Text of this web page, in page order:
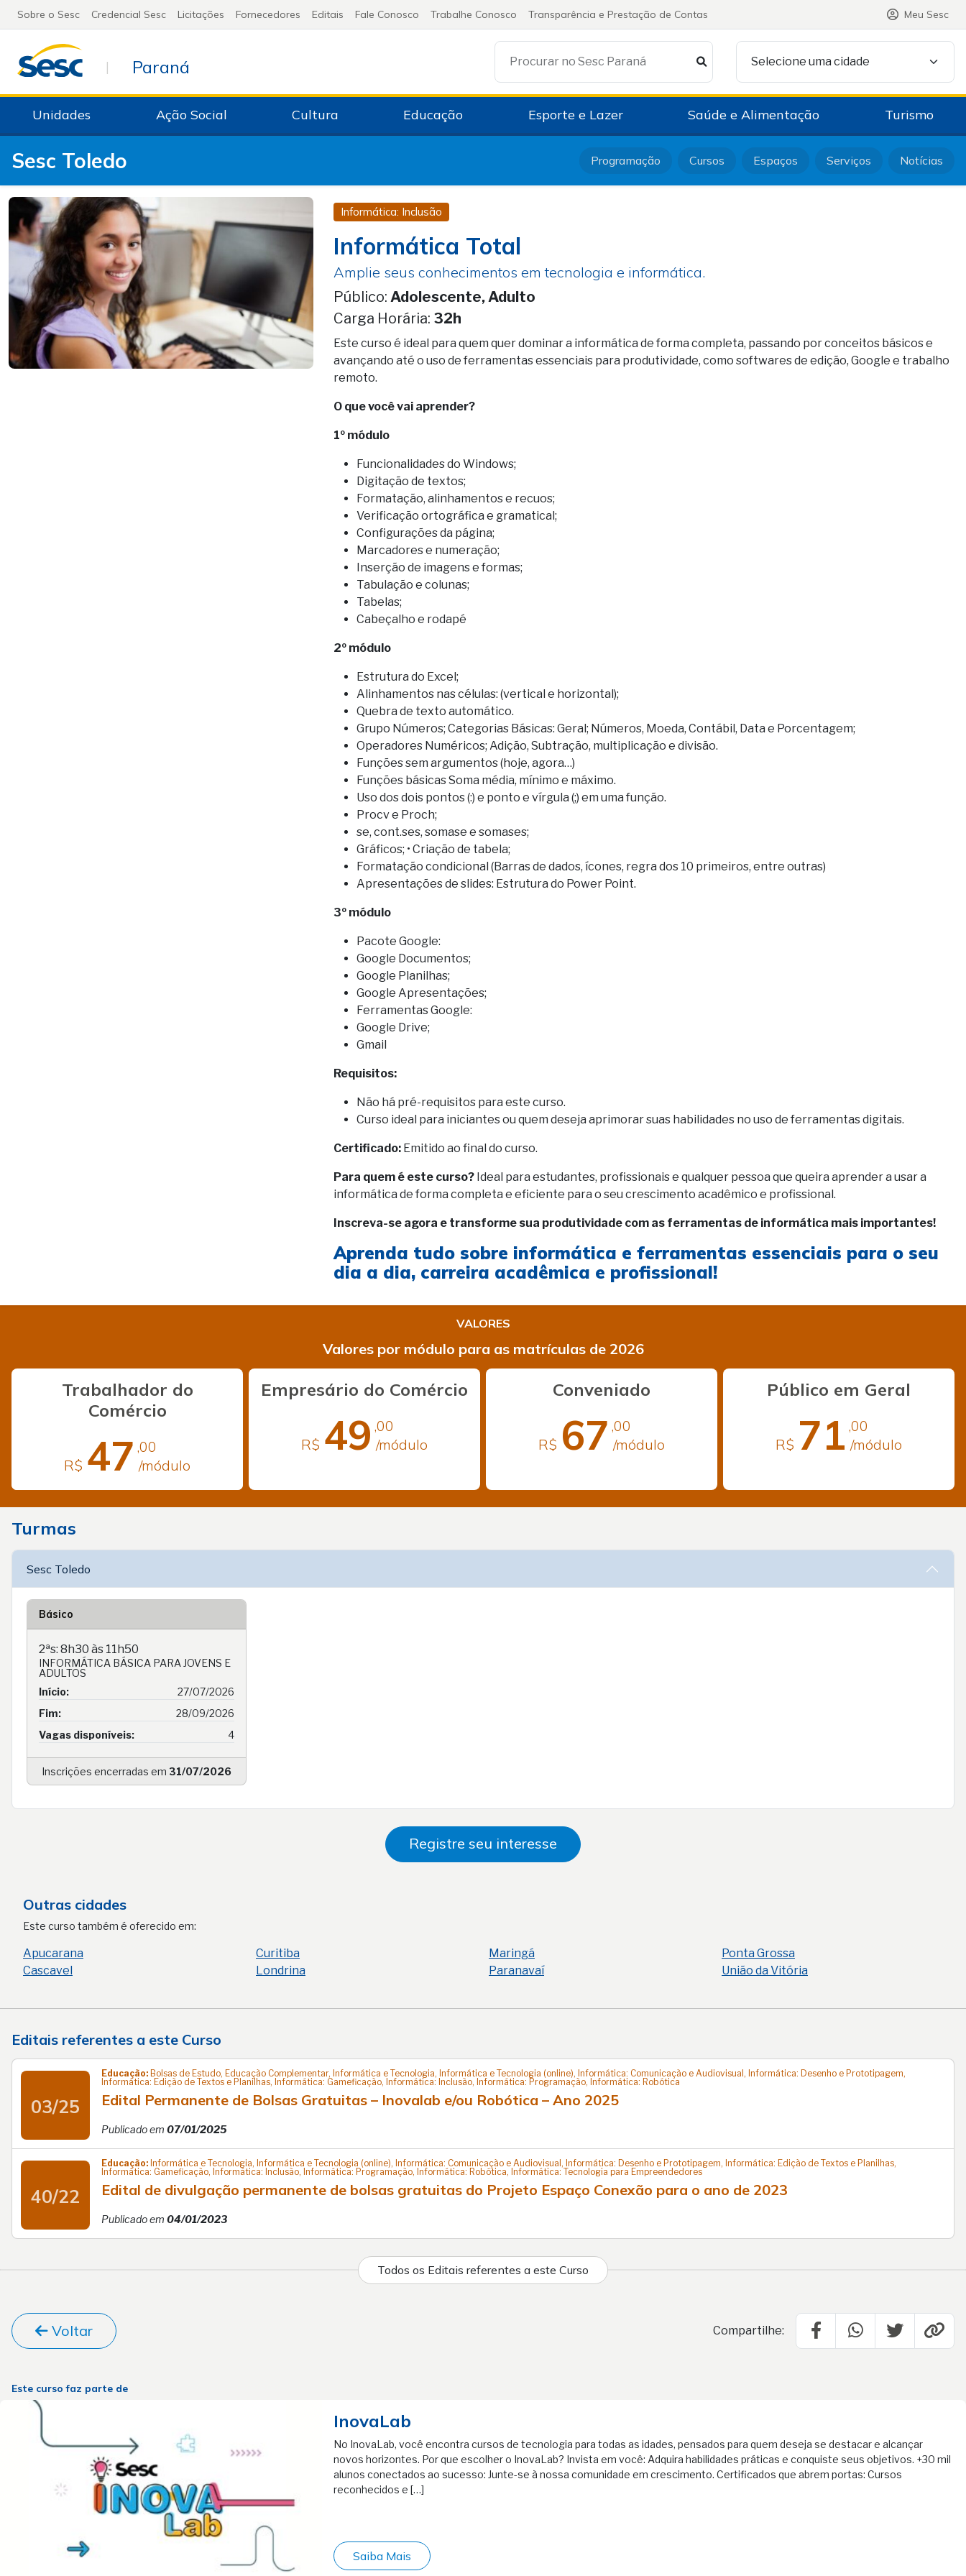
Sobre o Sesc Credencial Sesc Licitações Fornecedores Editais Fale Conosco Trabalhe Conosco Transparência e Prestação de Contas Meu Sesc
Paraná Procurar no Sesc Paraná Selecione uma cidade
Unidades Ação Social Cultura Educação Esporte e Lazer Saúde e Alimentação Turismo
Sesc Toledo Programação Cursos Espaços Serviços Notícias
Informática: Inclusão
Informática Total
Amplie seus conhecimentos em tecnologia e informática.
Público: Adolescente, Adulto
Carga Horária: 32h
Este curso é ideal para quem quer dominar a informática de forma completa, passando por conceitos básicos e
avançando até o uso de ferramentas essenciais para produtividade, como softwares de edição, Google e trabalho
remoto.
O que você vai aprender?
1º módulo
Funcionalidades do Windows;
Digitação de textos;
Formatação, alinhamentos e recuos;
Verificação ortográfica e gramatical;
Configurações da página;
Marcadores e numeração;
Inserção de imagens e formas;
Tabulação e colunas;
Tabelas;
Cabeçalho e rodapé
2º módulo
Estrutura do Excel;
Alinhamentos nas células: (vertical e horizontal);
Quebra de texto automático.
Grupo Números; Categorias Básicas: Geral; Números, Moeda, Contábil, Data e Porcentagem;
Operadores Numéricos; Adição, Subtração, multiplicação e divisão.
Funções sem argumentos (hoje, agora…)
Funções básicas Soma média, mínimo e máximo.
Uso dos dois pontos (:) e ponto e vírgula (;) em uma função.
Procv e Proch;
se, cont.ses, somase e somases;
Gráficos; • Criação de tabela;
Formatação condicional (Barras de dados, ícones, regra dos 10 primeiros, entre outras)
Apresentações de slides: Estrutura do Power Point.
3º módulo
Pacote Google:
Google Documentos;
Google Planilhas;
Google Apresentações;
Ferramentas Google:
Google Drive;
Gmail
Requisitos:
Não há pré-requisitos para este curso.
Curso ideal para iniciantes ou quem deseja aprimorar suas habilidades no uso de ferramentas digitais.
Certificado: Emitido ao final do curso.
Para quem é este curso? Ideal para estudantes, profissionais e qualquer pessoa que queira aprender a usar a
informática de forma completa e eficiente para o seu crescimento acadêmico e profissional.
Inscreva-se agora e transforme sua produtividade com as ferramentas de informática mais importantes!
Aprenda tudo sobre informática e ferramentas essenciais para o seu
dia a dia, carreira acadêmica e profissional!
VALORES
Valores por módulo para as matrículas de 2026
Trabalhador do
Comércio
R$ 47 ,00
/módulo
Empresário do Comércio
R$ 49 ,00
/módulo
Conveniado
R$ 67 ,00
/módulo
Público em Geral
R$ 71 ,00
/módulo
Turmas
Sesc Toledo
Básico
2ªs: 8h30 às 11h50
INFORMÁTICA BÁSICA PARA JOVENS E
ADULTOS
Início:
27/07/2026
Fim:
28/09/2026
Vagas disponíveis:
4
Inscrições encerradas em 31/07/2026
Registre seu interesse
Outras cidades
Este curso também é oferecido em:
Apucarana
Cascavel
Curitiba
Londrina
Maringá
Paranavaí
Ponta Grossa
União da Vitória
Editais referentes a este Curso
03/25
Educação: Bolsas de Estudo, Educação Complementar, Informática e Tecnologia, Informática e Tecnologia (online), Informática: Comunicação e Audiovisual, Informática: Desenho e Prototipagem,
Informática: Edição de Textos e Planilhas, Informática: Gameficação, Informática: Inclusão, Informática: Programação, Informática: Robótica
Edital Permanente de Bolsas Gratuitas – Inovalab e/ou Robótica – Ano 2025
Publicado em 07/01/2025
40/22
Educação: Informática e Tecnologia, Informática e Tecnologia (online), Informática: Comunicação e Audiovisual, Informática: Desenho e Prototipagem, Informática: Edição de Textos e Planilhas,
Informática: Gameficação, Informática: Inclusão, Informática: Programação, Informática: Robótica, Informática: Tecnologia para Empreendedores
Edital de divulgação permanente de bolsas gratuitas do Projeto Espaço Conexão para o ano de 2023
Publicado em 04/01/2023
Todos os Editais referentes a este Curso
Voltar Compartilhe:
Este curso faz parte de
InovaLab
No InovaLab, você encontra cursos de tecnologia para todas as idades, pensados para quem deseja se destacar e alcançar
novos horizontes. Por que escolher o InovaLab? Invista em você: Adquira habilidades práticas e conquiste seus objetivos. +30 mil
alunos conectados ao sucesso: Junte-se à nossa comunidade em crescimento. Certificados que abrem portas: Cursos
reconhecidos e […]
Saiba Mais